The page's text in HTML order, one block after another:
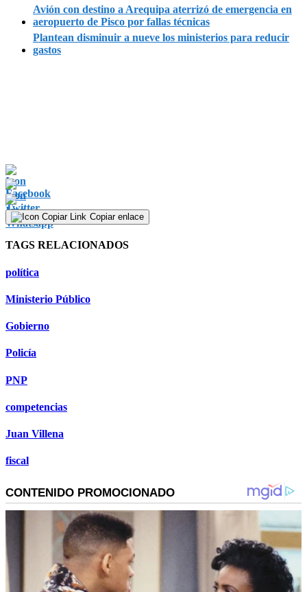
Avión con destino a Arequipa aterrizó de emergencia en
aeropuerto de Pisco por fallas técnicas
Plantean disminuir a nueve los ministerios para reducir
gastos
Copiar enlace
TAGS RELACIONADOS
política
Ministerio Público
Gobierno
Policía
PNP
competencias
Juan Villena
fiscal